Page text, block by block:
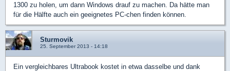
1300 zu holen, um dann Windows drauf zu machen. Da hätte man
für die Hälfte auch ein geeignetes PC-chen finden können.
Sturmovik
25. September 2013 - 14:18
Ein vergleichbares Ultrabook kostet in etwa dasselbe und dank